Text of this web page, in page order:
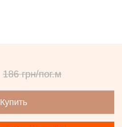
186 грн/пог.м
Купить